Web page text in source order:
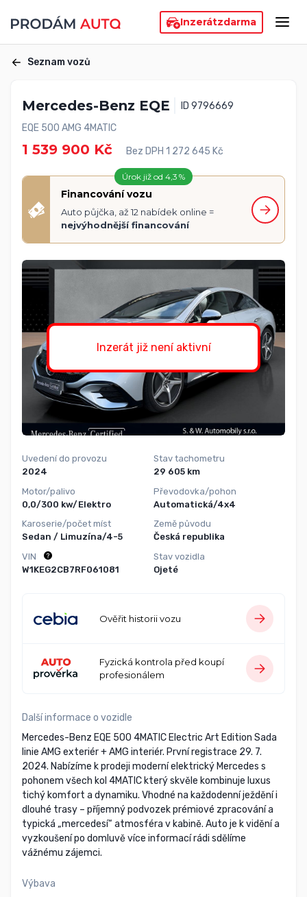
Inzerátzdarma
Seznam vozů
Mercedes-Benz EQE
ID 9796669
EQE 500 AMG 4MATIC
1 539 900 Kč Bez DPH 1 272 645 Kč
Úrok již od 4,3 %
Financování vozu
Auto půjčka, až 12 nabídek online =
nejvýhodnější financování
Inzerát již není aktivní
Uvedení do provozu
2024
Motor/palivo
0,0/300 kw/Elektro
Karoserie/počet míst
Sedan / Limuzína/4-5
Stav tachometru
29 605 km
Převodovka/pohon
Automatická/4x4
Země původu
Česká republika
VIN
W1KEG2CB7RF061081
Stav vozidla
Ojeté
Ověřit historii vozu
Fyzická kontrola před koupí
profesionálem
Další informace o vozidle
Mercedes-Benz EQE 500 4MATIC Electric Art Edition Sada
linie AMG exteriér + AMG interiér. První registrace 29. 7.
2024. Nabízíme k prodeji moderní elektrický Mercedes s
pohonem všech kol 4MATIC který skvěle kombinuje luxus
tichý komfort a dynamiku. Vhodné na každodenní ježdění i
dlouhé trasy – příjemný podvozek prémiové zpracování a
typická „mercedesí“ atmosféra v kabině. Auto je k vidění a
vyzkoušení po domluvě více informací rádi sdělíme
vážnému zájemci.
Výbava